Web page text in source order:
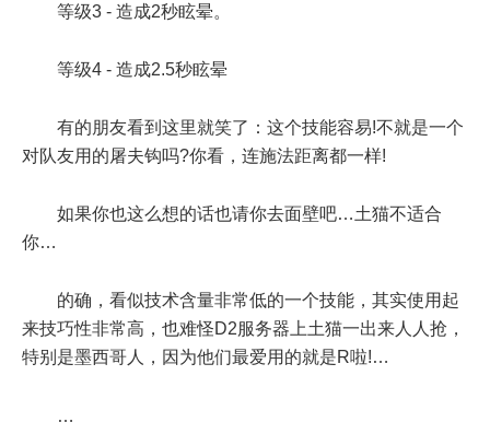
等级3 - 造成2秒眩晕。
等级4 - 造成2.5秒眩晕
有的朋友看到这里就笑了：这个技能容易!不就是一个
对队友用的屠夫钩吗?你看，连施法距离都一样!
如果你也这么想的话也请你去面壁吧…土猫不适合
你…
的确，看似技术含量非常低的一个技能，其实使用起
来技巧性非常高，也难怪D2服务器上土猫一出来人人抢，
特别是墨西哥人，因为他们最爱用的就是R啦!…
…